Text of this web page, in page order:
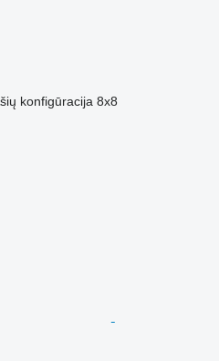
konfigūracija 8x8